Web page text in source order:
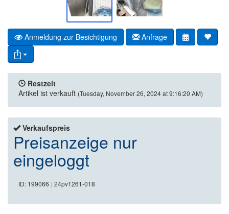
Anmeldung zur Besichtigung Anfrage
Restzeit
Artikel ist verkauft (Tuesday, November 26, 2024 at 9:16:20 AM)
Verkaufspreis
Preisanzeige nur
eingeloggt
ID: 199066 | 24pv1261-018